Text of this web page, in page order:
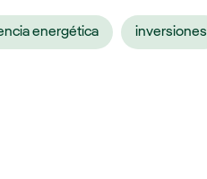
para Nuestras voces
energética inversiones